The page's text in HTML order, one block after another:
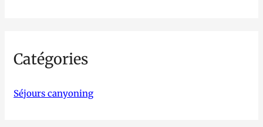
Catégories
Séjours canyoning